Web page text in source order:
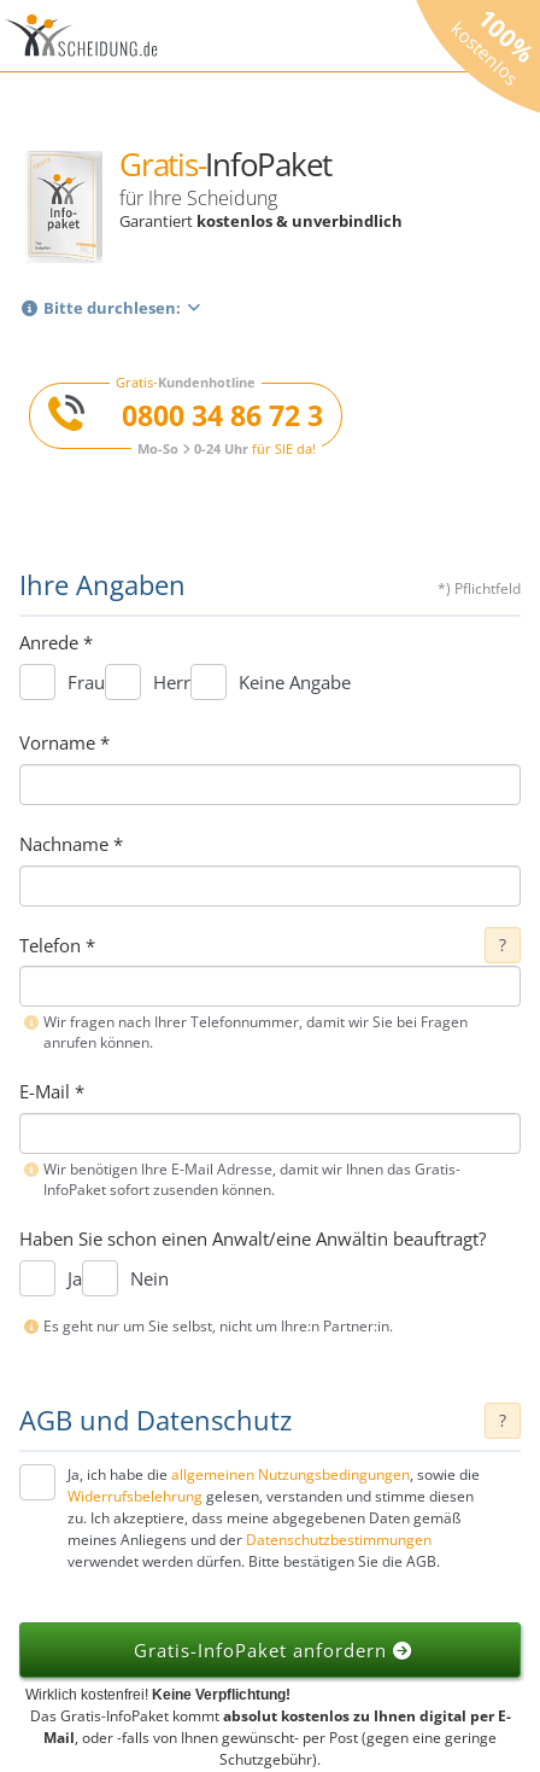
kostenlos
Gratis-InfoPaket
für Ihre Scheidung
Garantiert kostenlos & unverbindlich
Bitte durchlesen:
Gratis-Kundenhotline
0800 34 86 72 3
Mo-So 0-24 Uhrfür SIE da!
Ihre Angaben *) Pflichtfeld
Anrede *
Frau
Herr Keine Angabe
Vorname *
Nachname *
Telefon * ?
Wir fragen nach Ihrer Telefonnummer, damit wir Sie bei Fragen
anrufen können.
E-Mail *
Wir benötigen Ihre E-Mail Adresse, damit wir Ihnen das Gratis-
InfoPaket sofort zusenden können.
Haben Sie schon einen Anwalt/eine Anwältin beauftragt?
Ja
Nein
Es geht nur um Sie selbst, nicht um Ihre:n Partner:in.
AGB und Datenschutz ?
Ja, ich habe die allgemeinen Nutzungsbedingungen, sowie die
Widerrufsbelehrunggelesen, verstanden und stimme diesen
zu. Ich akzeptiere, dass meine abgegebenen Daten gemäß
meines Anliegens und der Datenschutzbestimmungen
verwendet werden dürfen. Bitte bestätigen Sie die AGB.
Gratis-InfoPaket anfordern
Wirklich kostenfrei! Keine Verpflichtung!
Das Gratis-InfoPaket kommtabsolut kostenlos zu Ihnen digital per E-
Mail, oder -falls von Ihnen gewünscht- per Post (gegen eine geringe
Schutzgebühr).